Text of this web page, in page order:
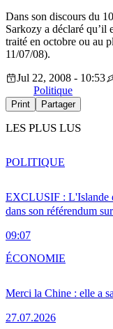
Dans son discours du
Sarkozy a déclaré qu’il
traité en octobre ou au
11/07/08).
Jul 22, 2008 - 10:53
Politique
Print Partager
LES PLUS LUS
EXCLUSIF : L'Islande
dans son référendum
09:07
POLITIQUE
Merci la Chine : elle a
27.07.2026
ÉCONOMIE